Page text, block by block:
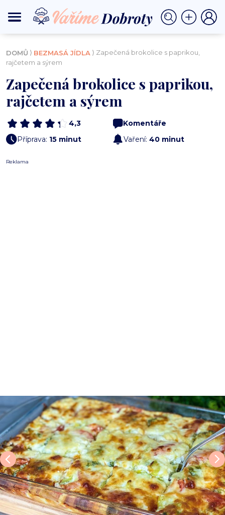
DOMŮ ⟩ BEZMASÁ JÍDLA ⟩ Zapečená brokolice s paprikou,
rajčetem a sýrem
Zapečená brokolice s paprikou,
rajčetem a sýrem
4,3
Komentáře
Příprava: 15 minut Vaření: 40 minut
Reklama